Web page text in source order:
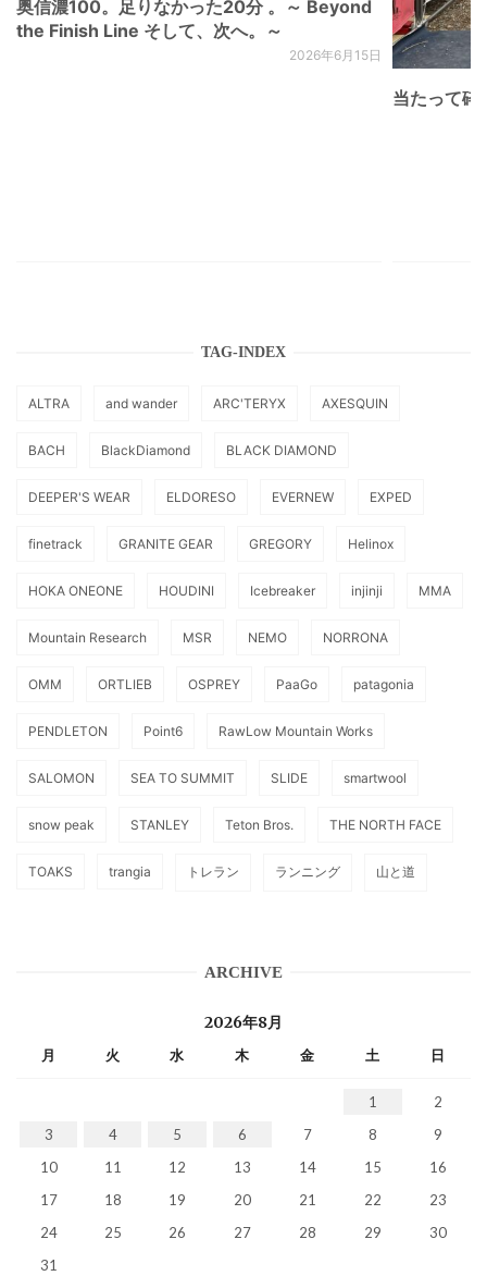
奥信濃100。足りなかった20分 。～ Beyond
the Finish Line そして、次へ。～
2026年6月15日
当たって砕
TAG-INDEX
ALTRA and wander ARC'TERYX AXESQUIN
BACH BlackDiamond BLACK DIAMOND
DEEPER'S WEAR ELDORESO EVERNEW EXPED
finetrack GRANITE GEAR GREGORY Helinox
HOKA ONEONE HOUDINI Icebreaker injinji MMA
Mountain Research MSR NEMO NORRONA
OMM ORTLIEB OSPREY PaaGo patagonia
PENDLETON Point6 RawLow Mountain Works
SALOMON SEA TO SUMMIT SLIDE smartwool
snow peak STANLEY Teton Bros. THE NORTH FACE
TOAKS trangia トレラン ランニング 山と道
ARCHIVE
2026年8月
月 火 水 木 金 土 日
1
2
3
4 5 6 7 8
9
10
11 12 13 14 15
16
17
18 19 20 21 22
23
24
25 26 27 28 29
30
31